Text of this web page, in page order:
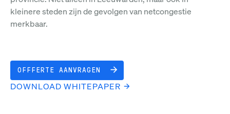
kleinere steden zijn de gevolgen van netcongestie
merkbaar.
OFFFERTE AANVRAGEN
DOWNLOAD WHITEPAPER